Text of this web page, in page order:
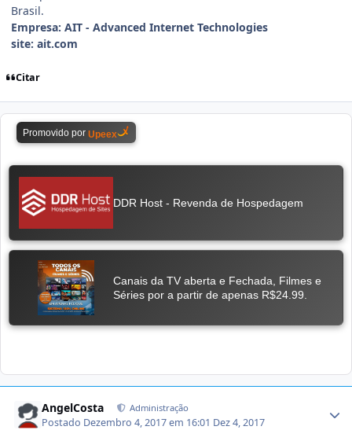
Brasil.
Empresa: AIT - Advanced Internet Technologies
site: ait.com
Citar
AngelCosta Administração
Postado Dezembro 4, 2017 em 16:01 Dez 4, 2017